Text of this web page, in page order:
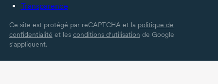
Transparence
Ce site est protégé par reCAPTCHA et la politique de
confidentialité et les conditions d'utilisation de Google
s'appliquent.